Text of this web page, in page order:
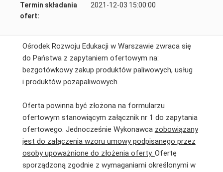
Termin składania
ofert:
2021-12-03 15:00:00
Ośrodek Rozwoju Edukacji w Warszawie zwraca się
do Państwa z zapytaniem ofertowym na:
bezgotówkowy zakup produktów paliwowych, usług
i produktów pozapaliwowych.
Oferta powinna być złożona na formularzu
ofertowym stanowiącym załącznik nr 1 do zapytania
ofertowego. Jednocześnie Wykonawca zobowiązany
jest do załączenia wzoru umowy podpisanego przez
osoby upoważnione do złożenia oferty. Ofertę
sporządzoną zgodnie z wymaganiami określonymi w